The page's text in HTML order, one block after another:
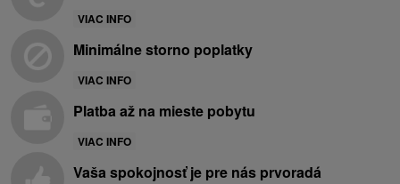
VIAC INFO
Minimálne storno poplatky
VIAC INFO
Platba až na mieste pobytu
VIAC INFO
Vaša spokojnosť je pre nás prvoradá